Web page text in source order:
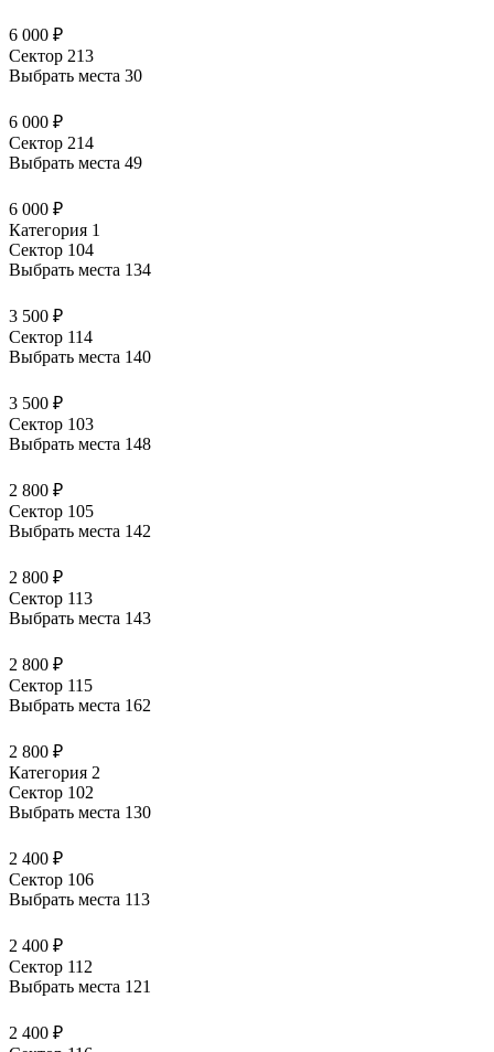
6 000 ₽
Сектор 213
Выбрать места 30
6 000 ₽
Сектор 214
Выбрать места 49
6 000 ₽
Категория 1
Сектор 104
Выбрать места 134
3 500 ₽
Сектор 114
Выбрать места 140
3 500 ₽
Сектор 103
Выбрать места 148
2 800 ₽
Сектор 105
Выбрать места 142
2 800 ₽
Сектор 113
Выбрать места 143
2 800 ₽
Сектор 115
Выбрать места 162
2 800 ₽
Категория 2
Сектор 102
Выбрать места 130
2 400 ₽
Сектор 106
Выбрать места 113
2 400 ₽
Сектор 112
Выбрать места 121
2 400 ₽